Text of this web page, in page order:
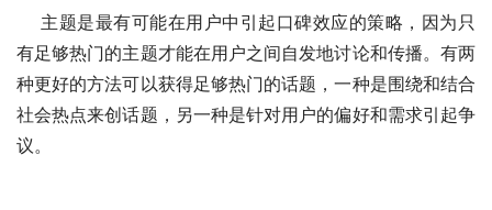
有足够热门的主题才能在用户之间自发地讨论和传播。有两
种更好的方法可以获得足够热门的话题，一种是围绕和结合
社会热点来创话题，另一种是针对用户的偏好和需求引起争
议。